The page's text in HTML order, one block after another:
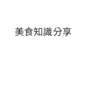
美食知識分享